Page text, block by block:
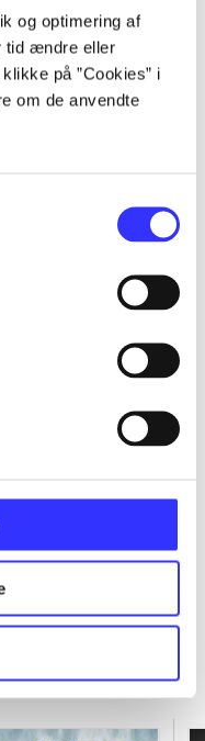
og optimering af
tid ændre eller
på ”Cookies” i
om de anvendte
issue